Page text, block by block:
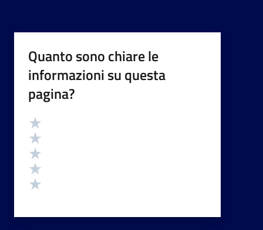
Quanto sono chiare le
informazioni su questa
pagina?
Valutazione